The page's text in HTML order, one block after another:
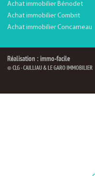
Achat immobilier Bénodet
Achat immobilier Combrit
Achat immobilier Concarneau
Réalisation : immo-facile
© CLG - CAILLIAU & LE GARO IMMOBILIER